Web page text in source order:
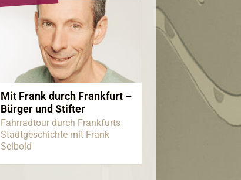
Mit Frank durch Frankfurt –
Bürger und Stifter
Fahrradtour durch Frankfurts
Stadtgeschichte mit Frank
Seibold